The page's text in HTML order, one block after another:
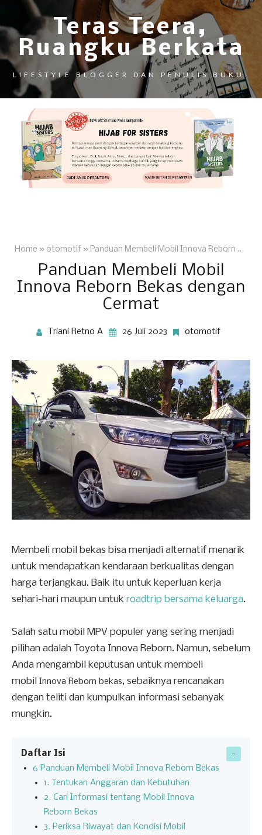
Teras Teera,
Ruangku Berkata
LIFESTYLE BLOGGER DAN PENULIS BUKU.
Home » otomotif » Panduan Membeli Mobil Innova Reborn Bekas dengan Cermat
Panduan Membeli Mobil
Innova Reborn Bekas dengan
Cermat
Triani Retno A 26 Juli 2023 otomotif
Membeli mobil bekas bisa menjadi alternatif menarik
untuk mendapatkan kendaraan berkualitas dengan
harga terjangkau. Baik itu untuk keperluan kerja
sehari-hari maupun untuk roadtrip bersama keluarga.
Salah satu mobil MPV populer yang sering menjadi
pilihan adalah Toyota Innova Reborn. Namun, sebelum
Anda mengambil keputusan untuk membeli
mobil Innova Reborn bekas, sebaiknya rencanakan
dengan teliti dan kumpulkan informasi sebanyak
mungkin.
Daftar Isi
6 Panduan Membeli Mobil Innova Reborn Bekas
1. Tentukan Anggaran dan Kebutuhan
2. Cari Informasi tentang Mobil Innova
Reborn Bekas
3. Periksa Riwayat dan Kondisi Mobil